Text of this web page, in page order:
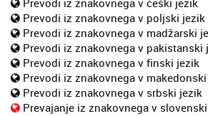
Prevodi iz znakovnega v češki jezik
Prevodi iz znakovnega v poljski jezik
Prevodi iz znakovnega v madžarski
Prevodi iz znakovnega v pakistanski
Prevodi iz znakovnega v finski jezik
Prevodi iz znakovnega v
Prevodi iz znakovnega v srbski jezik
Prevajanje iz znakovnega v slovenski